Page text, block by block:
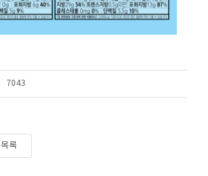
7043
목록